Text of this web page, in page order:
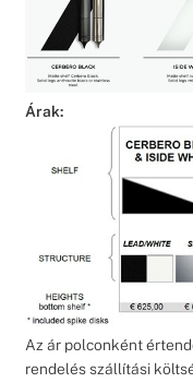
Árak:
Az ár polconként
rendelés szállítási